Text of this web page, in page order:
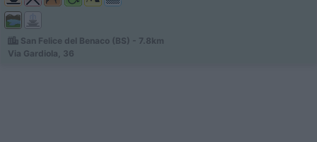
San Felice del Benaco (BS) - 7.8km
Via Gardiola, 36